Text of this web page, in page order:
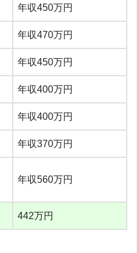
年収450万円
年収470万円
年収450万円
年収400万円
年収400万円
年収370万円
年収560万円
442万円